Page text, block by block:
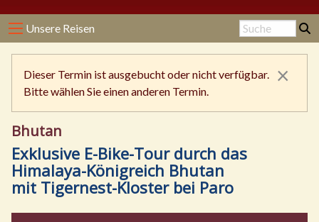
Unsere Reisen
Dieser Termin ist ausgebucht oder nicht verfügbar.
Bitte wählen Sie einen anderen Termin.
×
Bhutan
Exklusive E-Bike-Tour durch das
Himalaya-Königreich Bhutan
mit Tigernest-Kloster bei Paro